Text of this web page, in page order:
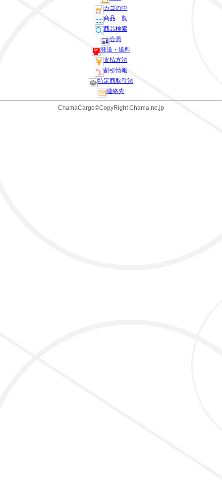
カゴの中
商品一覧
商品検索
会員
発送・送料
支払方法
割引情報
特定商取引法
連絡先
ChamaCargo©CopyRight Chama.ne.jp